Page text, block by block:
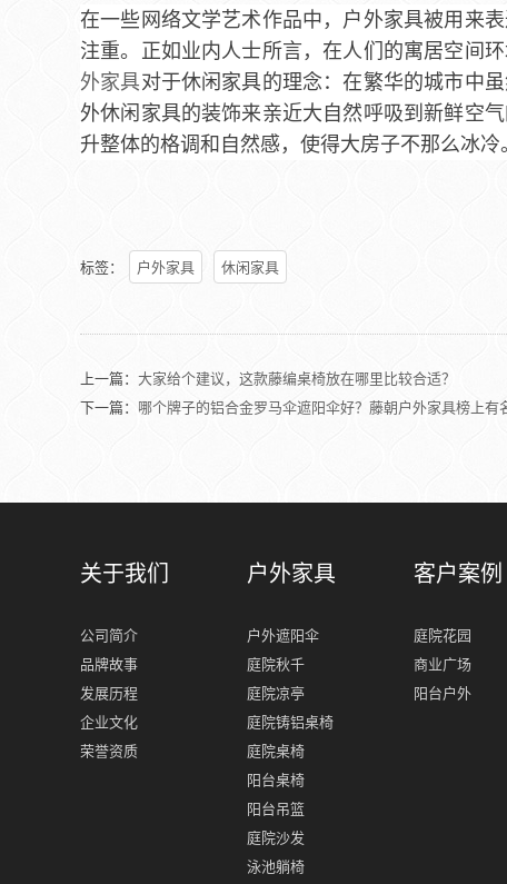
在一些网络文学艺术作品中，户外家具被用来
注重。正如业内人士所言，在人们的寓居空间
外家具对于休闲家具的理念：在繁华的城市中
外休闲家具的装饰来亲近大自然呼吸到新鲜空
升整体的格调和自然感，使得大房子不那么冰冷
标签： 户外家具 休闲家具
上一篇： 大家给个建议，这款藤编桌椅放在哪里比较合适？
下一篇： 哪个牌子的铝合金罗马伞遮阳伞好？藤朝户外家具榜上有
关于我们
公司简介
品牌故事
发展历程
企业文化
荣誉资质
户外家具
户外遮阳伞
庭院秋千
庭院凉亭
庭院铸铝桌椅
庭院桌椅
阳台桌椅
阳台吊篮
庭院沙发
泳池躺椅
客户案例
庭院花园
商业广场
阳台户外